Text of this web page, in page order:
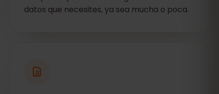
datos que necesites, ya sea mucha o poca.